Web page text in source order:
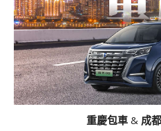
重慶包車& 成